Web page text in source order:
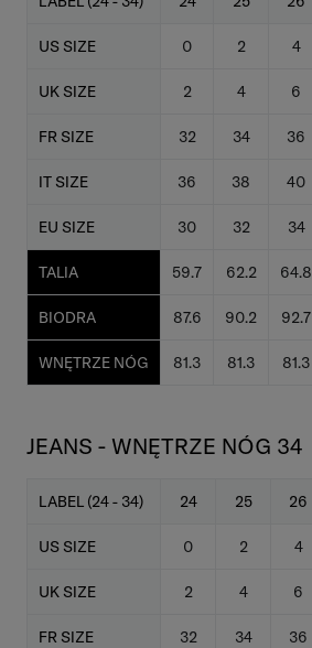
US SIZE 0 2 4
UK SIZE 2 4 6
FR SIZE 32 34 36
IT SIZE 36 38 40
EU SIZE 30 32 34
TALIA 59.7 62.2 64.8
BIODRA 87.6 90.2 92.7
WNĘTRZE NÓG 81.3 81.3 81.3
JEANS - WNĘTRZE NÓG 34
LABEL (24 - 34) 24 25 26
US SIZE 0 2 4
UK SIZE 2 4 6
FR SIZE 32 34 36